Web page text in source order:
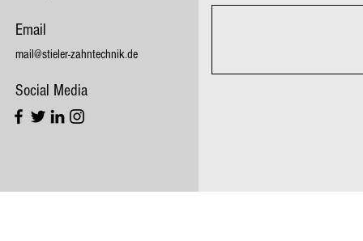
Email
mail@stieler-zahntechnik.de
Social Media